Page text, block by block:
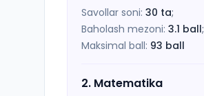
Savollar soni: 30 ta;
Baholash mezoni: 3.1 ball;
Maksimal ball: 93 ball
2. Matematika